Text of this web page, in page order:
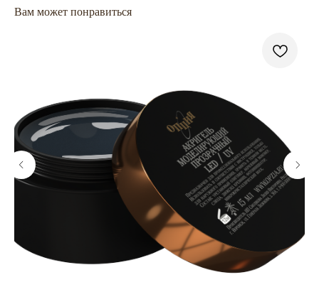
Вам может понравиться
КАТАЛОГ
БРЕНДЫ
ОПЛАТА
ДОСТАВКА
КОНТАКТЫ
ГЛАВНАЯ